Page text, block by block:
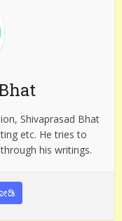
Shivaprasad Bhat
etc. He tries to
his writings.